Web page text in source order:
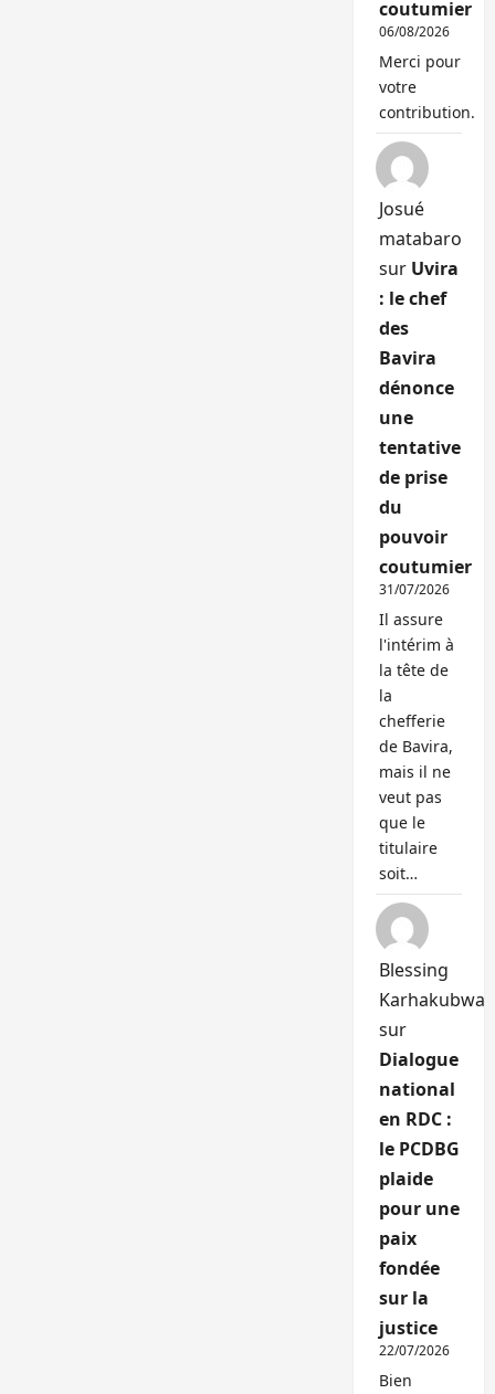
coutumier
06/08/2026
Merci pour
votre
contribution.
Josué
matabaro
sur Uvira
: le chef
des
Bavira
dénonce
une
tentative
de prise
du
pouvoir
coutumier
31/07/2026
Il assure
l'intérim à
la tête de
la
chefferie
de Bavira,
mais il ne
veut pas
que le
titulaire
soit…
Blessing
Karhakubwa
sur
Dialogue
national
en RDC :
le PCDBG
plaide
pour une
paix
fondée
sur la
justice
22/07/2026
Bien